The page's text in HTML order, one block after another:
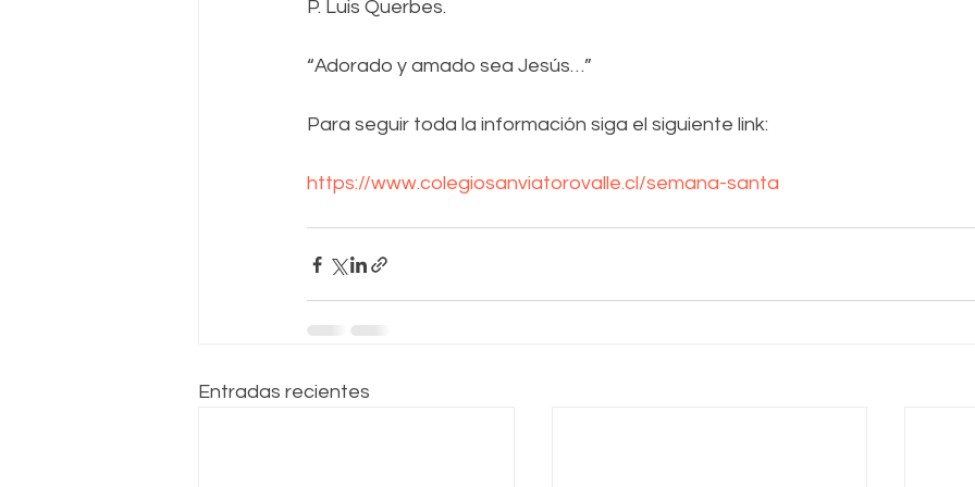
P. Luis Querbes.
“Adorado y amado sea Jesús…”
Para seguir toda la información siga el siguiente link:
https://www.colegiosanviatorovalle.cl/semana-santa
Entradas recientes